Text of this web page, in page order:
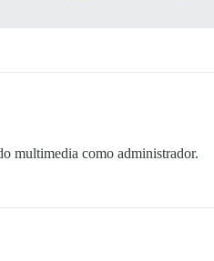
multimedia como administrador.